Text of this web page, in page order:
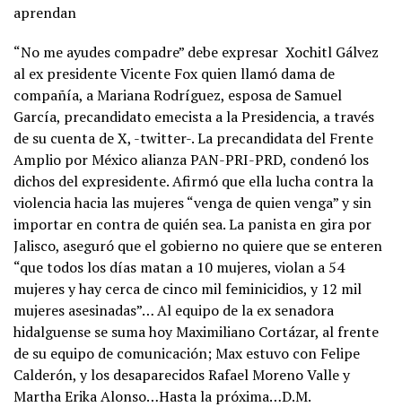
aprendan
“No me ayudes compadre” debe expresar Xochitl Gálvez
al ex presidente Vicente Fox quien llamó dama de
compañía, a Mariana Rodríguez, esposa de Samuel
García, precandidato emecista a la Presidencia, a través
de su cuenta de X, -twitter-. La precandidata del Frente
Amplio por México alianza PAN-PRI-PRD, condenó los
dichos del expresidente. Afirmó que ella lucha contra la
violencia hacia las mujeres “venga de quien venga” y sin
importar en contra de quién sea. La panista en gira por
Jalisco, aseguró que el gobierno no quiere que se enteren
“que todos los días matan a 10 mujeres, violan a 54
mujeres y hay cerca de cinco mil feminicidios, y 12 mil
mujeres asesinadas”… Al equipo de la ex senadora
hidalguense se suma hoy Maximiliano Cortázar, al frente
de su equipo de comunicación; Max estuvo con Felipe
Calderón, y los desaparecidos Rafael Moreno Valle y
Martha Erika Alonso…Hasta la próxima…D.M.